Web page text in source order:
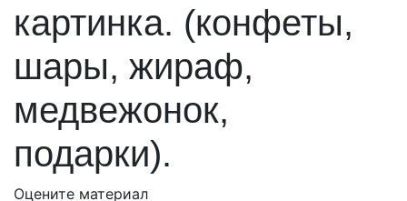
картинка. (конфеты,
шары, жираф,
медвежонок,
подарки).
Оцените материал